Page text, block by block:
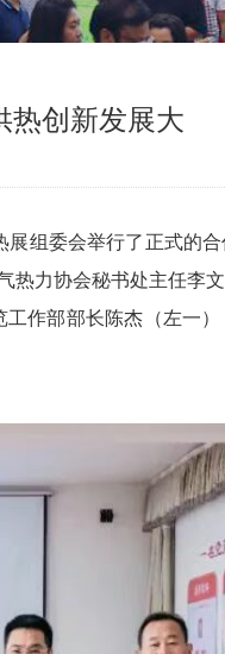
热创新发展大
组委会举行了正式的
力协会秘书处主任李
作部部长陈杰（左一